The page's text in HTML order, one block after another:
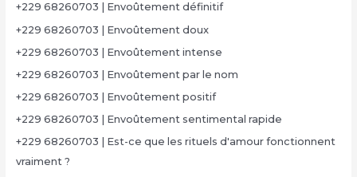
+229 68260703 | Envoûtement définitif
+229 68260703 | Envoûtement doux
+229 68260703 | Envoûtement intense
+229 68260703 | Envoûtement par le nom
+229 68260703 | Envoûtement positif
+229 68260703 | Envoûtement sentimental rapide
+229 68260703 | Est-ce que les rituels d'amour fonctionnent
vraiment ?